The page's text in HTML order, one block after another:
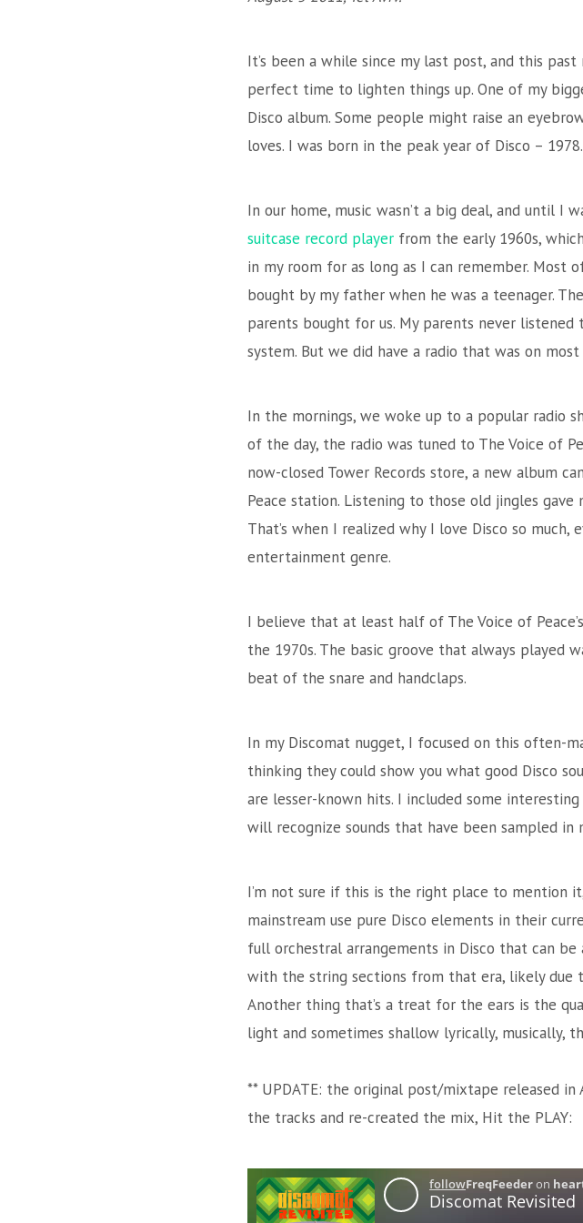
It’s been a while since my last post, and this
perfect time to lighten things up. One of my
Disco album. Some people might raise an
loves. I was born in the peak year of Disco – 1978.
In our home, music wasn’t a big deal, and until I
suitcase record player from the early 1960s,
in my room for as long as I can remember. Most
bought by my father when he was a teenager.
parents bought for us. My parents never
system. But we did have a radio that was on
In the mornings, we woke up to a popular radio
of the day, the radio was tuned to The Voice of
now-closed Tower Records store, a new album
Peace station. Listening to those old jingles
That’s when I realized why I love Disco so
entertainment genre.
I believe that at least half of The Voice of
the 1970s. The basic groove that always played
beat of the snare and handclaps.
In my Discomat nugget, I focused on this often-
thinking they could show you what good Disco
are lesser-known hits. I included some
will recognize sounds that have been sampled
I’m not sure if this is the right place to mention it,
mainstream use pure Disco elements in their
full orchestral arrangements in Disco that can be
with the string sections from that era, likely due
Another thing that’s a treat for the ears is the
light and sometimes shallow lyrically, musically,
** UPDATE: the original post/mixtape released
the tracks and re-created the mix, Hit the PLAY: